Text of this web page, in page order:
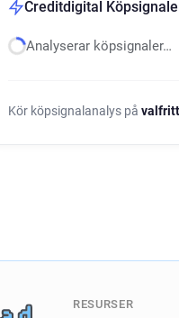
Creditdigital
Analyserar köpsignaler…
Kör köpsignalanalys på
RESURSER